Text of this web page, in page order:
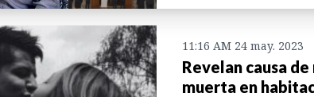
11:16 AM 24 may. 2023
Revelan causa
muerta en